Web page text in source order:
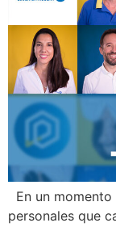
En un
personales que